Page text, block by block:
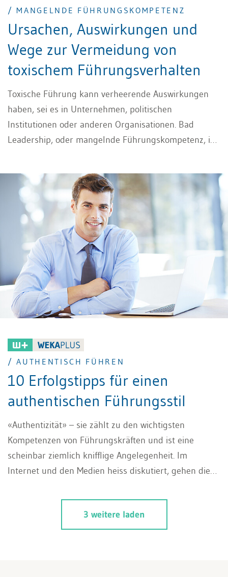
/ MANGELNDE FÜHRUNGSKOMPETENZ
Ursachen, Auswirkungen und
Wege zur Vermeidung von
toxischem Führungsverhalten
Toxische Führung kann verheerende Auswirkungen
haben, sei es in Unternehmen, politischen
Institutionen oder anderen Organisationen. Bad
Leadership, oder mangelnde Führungskompetenz, ist
manifestiert. Von ineffizienter Entscheidungsfindung
bis hin zu mangelnder Kommunikation und
unzureichender Mitarbeitermotivation können die
Folgen von schlechtem Leadership zahlreich sein und
sich langfristig negativ auf die Leistung und das
Wohlergehen einer Organisation auswirken.
/ AUTHENTISCH FÜHREN
10 Erfolgstipps für einen
authentischen Führungsstil
«Authentizität» – sie zählt zu den wichtigsten
Kompetenzen von Führungskräften und ist eine
scheinbar ziemlich knifflige Angelegenheit. Im
Internet und den Medien heiss diskutiert, gehen die
stark auseinander. Nachvollziehbar, denn der Begriff
an sich wirkt schon ziemlich kompliziert. Kaum
auszusprechen und nicht wirklich klar was darunter
3 weitere laden